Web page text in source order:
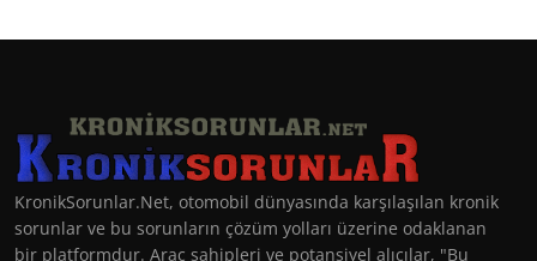
KronikSorunlar.Net, otomobil dünyasında karşılaşılan kronik
sorunlar ve bu sorunların çözüm yolları üzerine odaklanan
bir platformdur. Araç sahipleri ve potansiyel alıcılar, "Bu